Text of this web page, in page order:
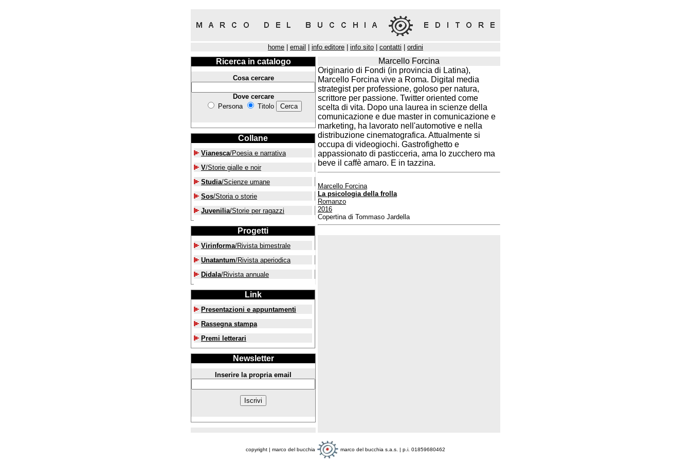
home email info editore info sito contatti ordini
Ricerca in catalogo
Cosa cercare
Dove cercare
Persona
Titolo
Collane
Vianesca/Poesia e narrativa
V/Storie gialle e noir
Studia/Scienze umane
Sos/Storia o storie
Juvenilia/Storie per ragazzi
Progetti
Virinforma/Rivista bimestrale
Unatantum/Rivista aperiodica
Didala/Rivista annuale
Link
Presentazioni e appuntamenti
Rassegna stampa
Premi letterari
Newsletter
Inserire la propria email
Marcello Forcina
Originario di Fondi (in provincia di Latina),
Marcello Forcina vive a Roma. Digital media
strategist per professione, goloso per natura,
scrittore per passione. Twitter oriented come
scelta di vita. Dopo una laurea in scienze della
comunicazione e due master in comunicazione e
marketing, ha lavorato nell'automotive e nella
distribuzione cinematografica. Attualmente si
occupa di videogiochi. Gastrofighetto e
appassionato di pasticceria, ama lo zucchero ma
beve il caffè amaro. E in tazzina.
Marcello Forcina
La psicologia della frolla
Romanzo
2016
Copertina di Tommaso Jardella
copyright | marco del bucchia marco del bucchia s.a.s. | p.i. 01859680462